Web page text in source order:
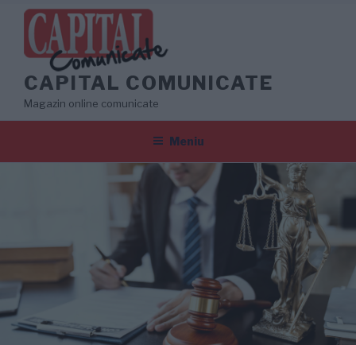
conținut
CAPITAL COMUNICATE
Magazin online comunicate
Meniu